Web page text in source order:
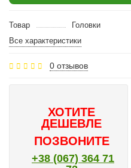
Товар
Головки
Все характеристики
0 отзывов
ХОТИТЕ
ДЕШЕВЛЕ
ПОЗВОНИТЕ
+38 (067) 364 71